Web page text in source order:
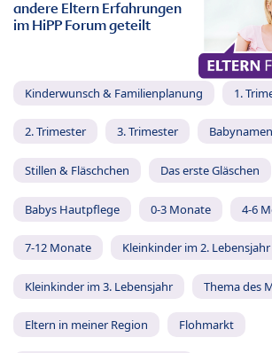
andere Eltern Erfahrungen
im HiPP Forum geteilt
Kinderwunsch & Familienplanung 1.
2. Trimester 3. Trimester Babynamen
Stillen & Fläschchen Das erste Gläschen
Babys Hautpflege 0-3 Monate 4-6
7-12 Monate Kleinkinder im 2. Lebensjahr
Kleinkinder im 3. Lebensjahr Thema des
Eltern in meiner Region Flohmarkt